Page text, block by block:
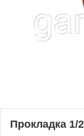
Прокладка 1/